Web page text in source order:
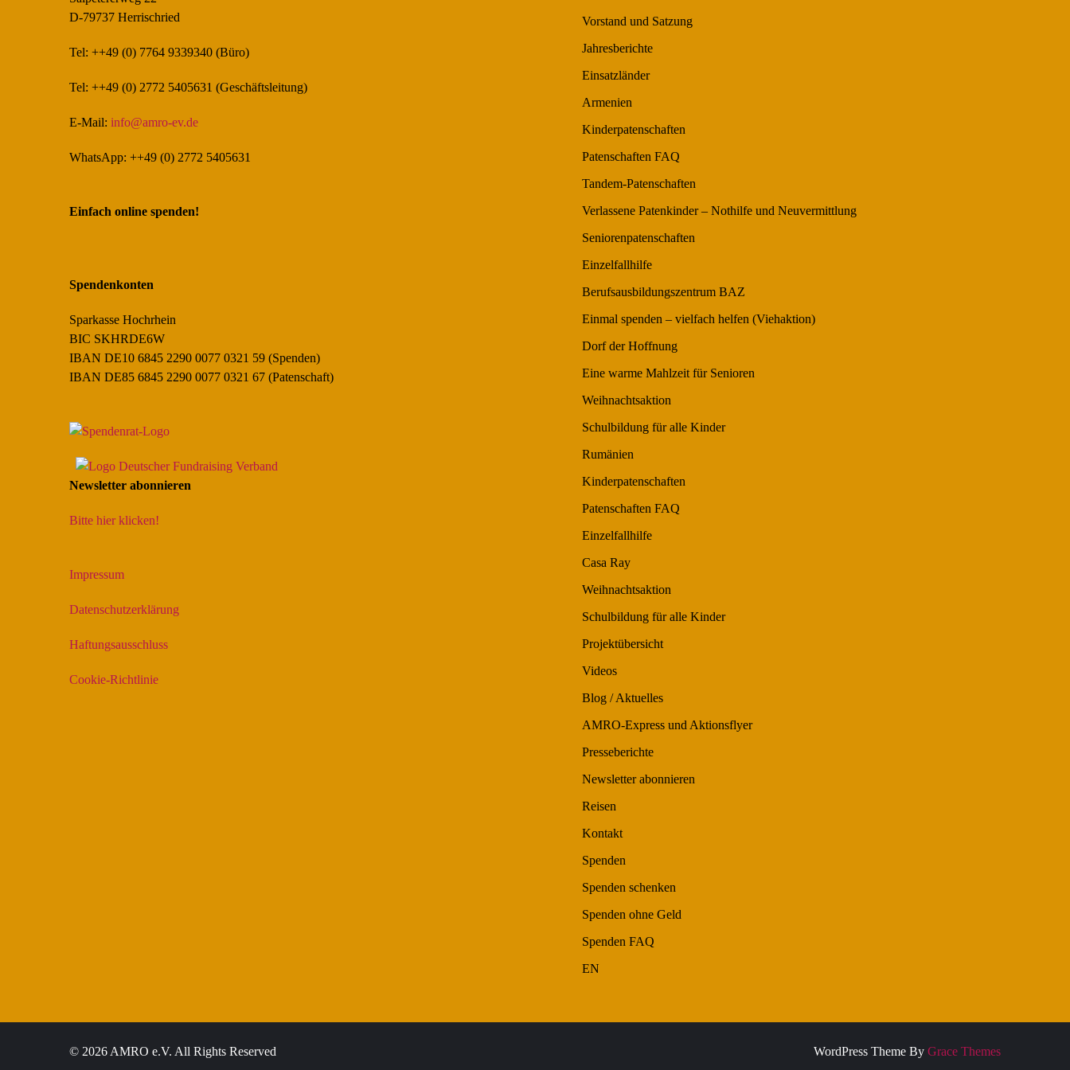
D-79737 Herrischried
Tel: ++49 (0) 7764 9339340 (Büro)
Tel: ++49 (0) 2772 5405631 (Geschäftsleitung)
E-Mail: info@amro-ev.de
WhatsApp: ++49 (0) 2772 5405631
Einfach online spenden!
Spendenkonten
Sparkasse Hochrhein
BIC SKHRDE6W
IBAN DE10 6845 2290 0077 0321 59 (Spenden)
IBAN DE85 6845 2290 0077 0321 67 (Patenschaft)
Newsletter abonnieren
Bitte hier klicken!
Impressum
Datenschutzerklärung
Haftungsausschluss
Cookie-Richtlinie
Vorstand und Satzung
Jahresberichte
Einsatzländer
Armenien
Kinderpatenschaften
Patenschaften FAQ
Tandem-Patenschaften
Verlassene Patenkinder – Nothilfe und Neuvermittlung
Seniorenpatenschaften
Einzelfallhilfe
Berufsausbildungszentrum BAZ
Einmal spenden – vielfach helfen (Viehaktion)
Dorf der Hoffnung
Eine warme Mahlzeit für Senioren
Weihnachtsaktion
Schulbildung für alle Kinder
Rumänien
Kinderpatenschaften
Patenschaften FAQ
Einzelfallhilfe
Casa Ray
Weihnachtsaktion
Schulbildung für alle Kinder
Projektübersicht
Videos
Blog / Aktuelles
AMRO-Express und Aktionsflyer
Presseberichte
Newsletter abonnieren
Reisen
Kontakt
Spenden
Spenden schenken
Spenden ohne Geld
Spenden FAQ
EN
© 2026 AMRO e.V. All Rights Reserved WordPress Theme By Grace Themes